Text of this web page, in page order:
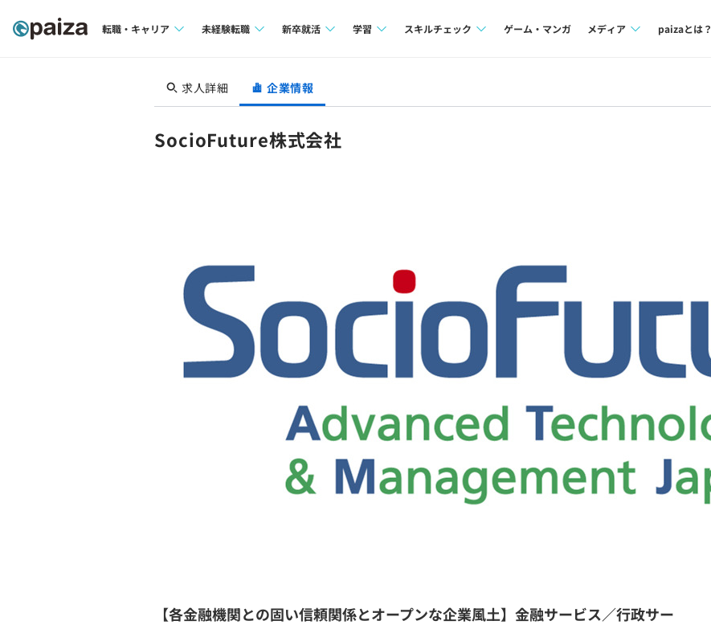
転職・キャリア
転職成功ガイド
未経験転職
求人検索
転職成功ガイド
新卒就活
本選考
インターン
学習
個人向けプラン
法人向けプラン
契約内容・クーポン
スキルチェック ゲーム・マンガ メディア paizaとは？
求人詳細 企業情報
SocioFuture株式会社
【各金融機関との固い信頼関係とオープンな企業風土】金融サービス／行政サー